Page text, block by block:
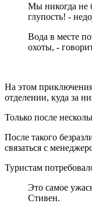
Мы никогда не
глупость! -
Вода в месте
охоты, -
На этом
отделении, куда за
Только после
После такого
связаться с
Туристам
Это самое
Стивен.